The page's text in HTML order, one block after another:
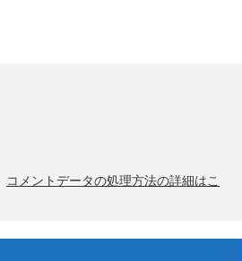
コメントデータの処理方法の詳細はこ